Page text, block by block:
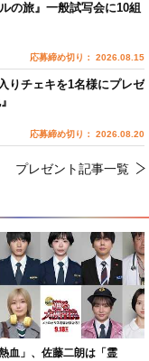
血」、佐藤二朗は「霊
の旅』一般試写会に10組
応募締め切り： 2026.08.15
りチェキを1名様にプレゼ
応募締め切り： 2026.08.20
プレゼント記事一覧